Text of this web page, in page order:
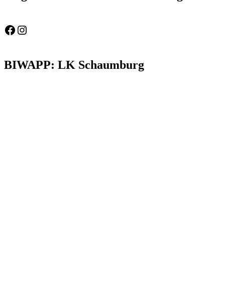
Feuerwehr Gemeinde Wölpinghausen
fw_gemeinde_woelpinghausen
BIWAPP: LK Schaumburg